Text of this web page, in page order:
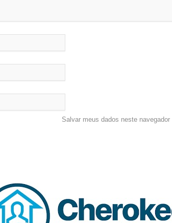
Salvar meus dados neste